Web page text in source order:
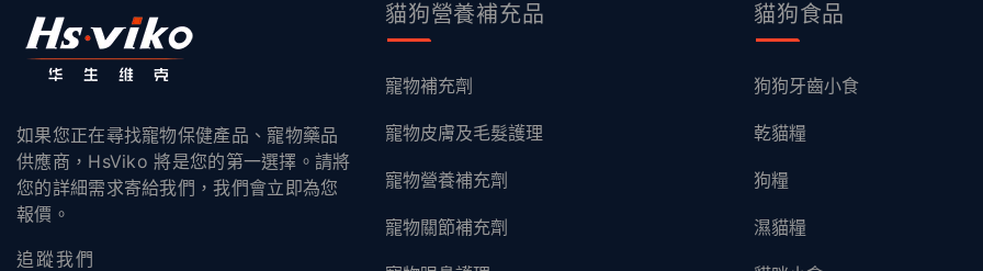
如果您正在尋找寵物保健產品、寵物藥品
供應商，HsViko 將是您的第一選擇。請將
您的詳細需求寄給我們，我們會立即為您
報價。
追蹤我們
貓狗營養補充品
寵物補充劑
寵物皮膚及毛髮護理
寵物營養補充劑
寵物關節補充劑
貓狗食品
狗狗牙齒小食
乾貓糧
狗糧
濕貓糧